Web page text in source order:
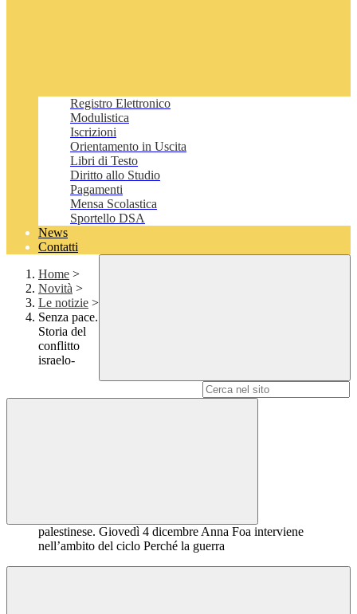
Registro Elettronico
Modulistica
Iscrizioni
Orientamento in Uscita
Libri di Testo
Diritto allo Studio
Pagamenti
Mensa Scolastica
Sportello DSA
News
Contatti
Home >
Novità >
Le notizie >
Senza pace.
Storia del
conflitto
israelo-
palestinese. Giovedì 4 dicembre Anna Foa interviene
nell’ambito del ciclo Perché la guerra